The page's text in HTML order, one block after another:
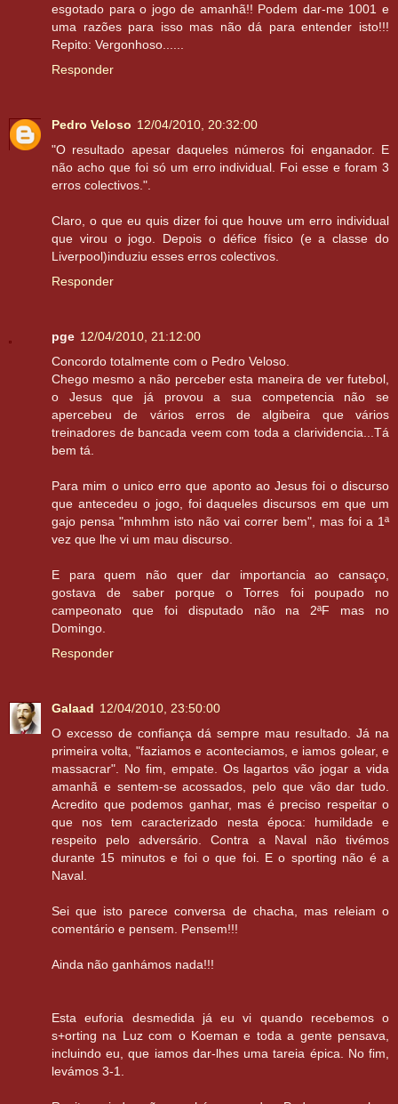
esgotado para o jogo de amanhã!! Podem dar-me 1001 e
uma razões para isso mas não dá para entender isto!!!
Repito: Vergonhoso......
Responder
Pedro Veloso 12/04/2010, 20:32:00
"O resultado apesar daqueles números foi enganador. E
não acho que foi só um erro individual. Foi esse e foram 3
erros colectivos.".
Claro, o que eu quis dizer foi que houve um erro individual
que virou o jogo. Depois o défice físico (e a classe do
Liverpool)induziu esses erros colectivos.
Responder
pge 12/04/2010, 21:12:00
Concordo totalmente com o Pedro Veloso.
Chego mesmo a não perceber esta maneira de ver futebol,
o Jesus que já provou a sua competencia não se
apercebeu de vários erros de algibeira que vários
treinadores de bancada veem com toda a clarividencia...Tá
bem tá.
Para mim o unico erro que aponto ao Jesus foi o discurso
que antecedeu o jogo, foi daqueles discursos em que um
gajo pensa "mhmhm isto não vai correr bem", mas foi a 1ª
vez que lhe vi um mau discurso.
E para quem não quer dar importancia ao cansaço,
gostava de saber porque o Torres foi poupado no
campeonato que foi disputado não na 2ªF mas no
Domingo.
Responder
Galaad 12/04/2010, 23:50:00
O excesso de confiança dá sempre mau resultado. Já na
primeira volta, "faziamos e aconteciamos, e iamos golear, e
massacrar". No fim, empate. Os lagartos vão jogar a vida
amanhã e sentem-se acossados, pelo que vão dar tudo.
Acredito que podemos ganhar, mas é preciso respeitar o
que nos tem caracterizado nesta época: humildade e
respeito pelo adversário. Contra a Naval não tivémos
durante 15 minutos e foi o que foi. E o sporting não é a
Naval.
Sei que isto parece conversa de chacha, mas releiam o
comentário e pensem. Pensem!!!
Ainda não ganhámos nada!!!
Esta euforia desmedida já eu vi quando recebemos o
s+orting na Luz com o Koeman e toda a gente pensava,
incluindo eu, que iamos dar-lhes uma tareia épica. No fim,
levámos 3-1.